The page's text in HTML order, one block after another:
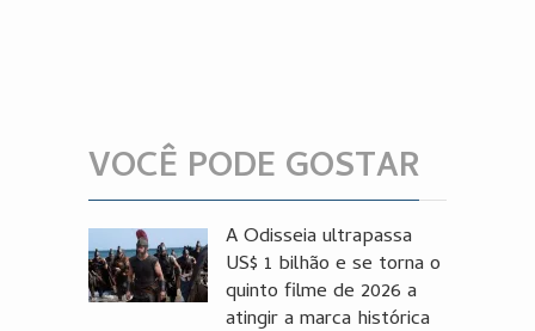
VOCÊ PODE GOSTAR
A Odisseia ultrapassa
US$ 1 bilhão e se torna o
quinto filme de 2026 a
atingir a marca histórica